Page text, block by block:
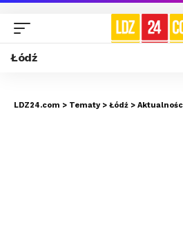
Łódź
LDZ24.com > Tematy > Łódź >